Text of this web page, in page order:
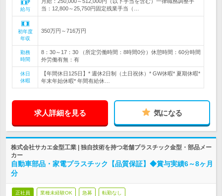
給与
当：12,800～25,750円固定残業手当（…
初年度
年収
350万円～716万円
勤務
時間
8：30～17：30 （所定労働時間：8時間0分）休憩時間：60分時間
外労働有無：有
休日
休暇
【年間休日125日】* 週休2日制（土日祝休）* GW休暇* 夏期休暇*
年末年始休暇* 年間有給休…
求人詳細を見る 気になる
株式会社サカエ金型工業 | 独自技術を持つ老舗プラスチック金型・部品メー
カー
自動車部品・家電プラスチック【品質保証】◆賞与実績6～8ヶ月
分
正社員 業種未経験OK 急募 転勤なし